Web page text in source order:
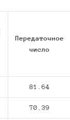
Передаточное
число
81.64
70.39